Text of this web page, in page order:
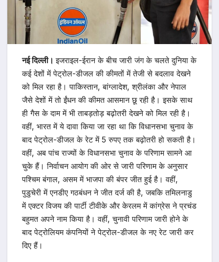
नई दिल्ली।इजराइल-ईरान के बीच जारी जंग के चलते दुनिया के
कई देशों में पेट्रोल-डीजल की कीमतों में तेजी से बदलाव देखने
को मिल रहा है। पाकिस्तान, बांग्लादेश, श्रीलंका और नेपाल
जैसे देशों में तो ईंधन की कीमत आसमान छू रही है। इसके साथ
ही गैस के दाम में भी ताबड़तोड़ बढ़ोतरी देखने को मिल रही है।
वहीं, भारत में ये दावा किया जा रहा था कि विधानसभा चुनाव के
बाद पेट्रोल-डीजल के रेट में 5 रुपए तक बढ़ोतरी हो सकती है।
वहीं, अब पांच राज्यों के विधानसभा चुनाव के परिणाम सामने आ
चुके हैं। निर्वाचन आयोग की ओर से जारी परिणाम के अनुसार
पश्चिम बंगाल, असम में भाजपा की बंपर जीत हुई है। वहीं,
पुडुचेरी में एनडीए गठबंधन ने जीत दर्ज की है, जबकि तमिलनाडु
में एक्टर विजय की पार्टी टीवीके और केरलम में कांग्रेस ने प्रचंड
बहुमत अपने नाम किया है। वहीं, चुनावी परिणाम जारी होने के
बाद पेट्रोलियम कंपनियों ने पेट्रोल-डीजल के नए रेट जारी कर
दिए हैं।